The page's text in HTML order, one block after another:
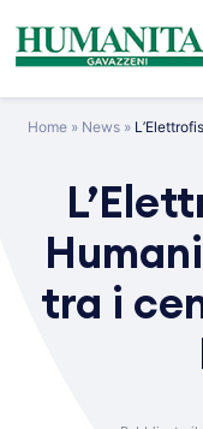
content
Home» News»
tra i